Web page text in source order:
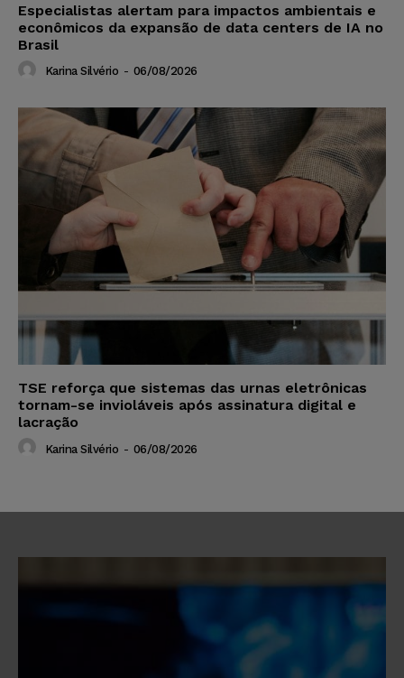
Especialistas alertam para impactos ambientais e
econômicos da expansão de data centers de IA no
Brasil
Karina Silvério - 06/08/2026
TSE reforça que sistemas das urnas eletrônicas
tornam-se invioláveis após assinatura digital e
lacração
Karina Silvério - 06/08/2026